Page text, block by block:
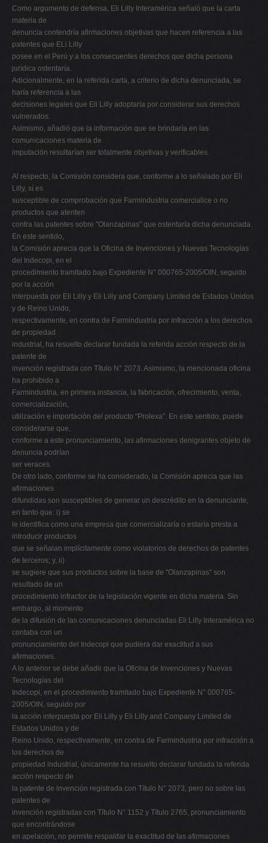
Como argumento de defensa, Eli Lilly Interamérica señaló que la carta
materia de
denuncia contendría afirmaciones objetivas que hacen referencia a las
patentes que ELi Lilly
posee en el Perú y a los consecuentes derechos que dicha persona
jurídica ostentaría.
Adicionalmente, en la referida carta, a criterio de dicha denunciada, se
haría referencia a las
decisiones legales que Eli Lilly adoptaría por considerar sus derechos
vulnerados.
Asimismo, añadió que la información que se brindaría en las
comunicaciones materia de
imputación resultarían ser totalmente objetivas y verificables.
Al respecto, la Comisión considera que, conforme a lo señalado por Eli
Lilly, sí es
susceptible de comprobación que Farmindustria comercialice o no
productos que atenten
contra las patentes sobre "Olanzapinas" que ostentaría dicha denunciada.
En este sentido,
la Comisión aprecia que la Oficina de Invenciones y Nuevas Tecnologías
del Indecopi, en el
procedimiento tramitado bajo Expediente N° 000765-2005/OIN, seguido
por la acción
interpuesta por Eli Lilly y Eli Lilly and Company Limited de Estados Unidos
y de Reino Unido,
respectivamente, en contra de Farmindustria por infracción a los derechos
de propiedad
industrial, ha resuelto declarar fundada la referida acción respecto de la
patente de
invención registrada con Título N° 2073. Asimismo, la mencionada oficina
ha prohibido a
Farmindustria, en primera instancia, la fabricación, ofrecimiento, venta,
comercialización,
utilización e importación del producto "Prolexa". En este sentido, puede
considerarse que,
conforme a este pronunciamiento, las afirmaciones denigrantes objeto de
denuncia podrían
ser veraces.
De otro lado, conforme se ha considerado, la Comisión aprecia que las
afirmaciones
difundidas son susceptibles de generar un descrédito en la denunciante,
en tanto que: i) se
le identifica como una empresa que comercializaría o estaría presta a
introducir productos
que se señalan implícitamente como violatorios de derechos de patentes
de terceros; y, ii)
se sugiere que sus productos sobre la base de "Olanzapinas" son
resultado de un
procedimiento infractor de la legislación vigente en dicha materia. Sin
embargo, al momento
de la difusión de las comunicaciones denunciadas Eli Lilly Interamérica no
contaba con un
pronunciamiento del Indecopi que pudiera dar exactitud a sus
afirmaciones.
A lo anterior se debe añadir que la Oficina de Invenciones y Nuevas
Tecnologías del
Indecopi, en el procedimiento tramitado bajo Expediente N° 000765-
2005/OIN, seguido por
la acción interpuesta por Eli Lilly y Eli Lilly and Company Limited de
Estados Unidos y de
Reino Unido, respectivamente, en contra de Farmindustria por infracción a
los derechos de
propiedad industrial, únicamente ha resuelto declarar fundada la referida
acción respecto de
la patente de invención registrada con Título N° 2073, pero no sobre las
patentes de
invención registradas con Título N° 1152 y Título 2765, pronunciamiento
que encontrándose
en apelación, no permite respaldar la exactitud de las afirmaciones